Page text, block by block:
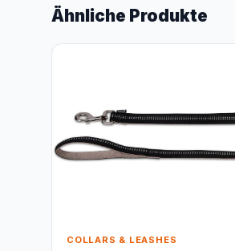
Ähnliche Produkte
COLLARS & LEASHES